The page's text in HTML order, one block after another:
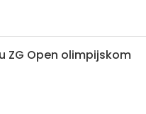
ZG Open olimpijskom